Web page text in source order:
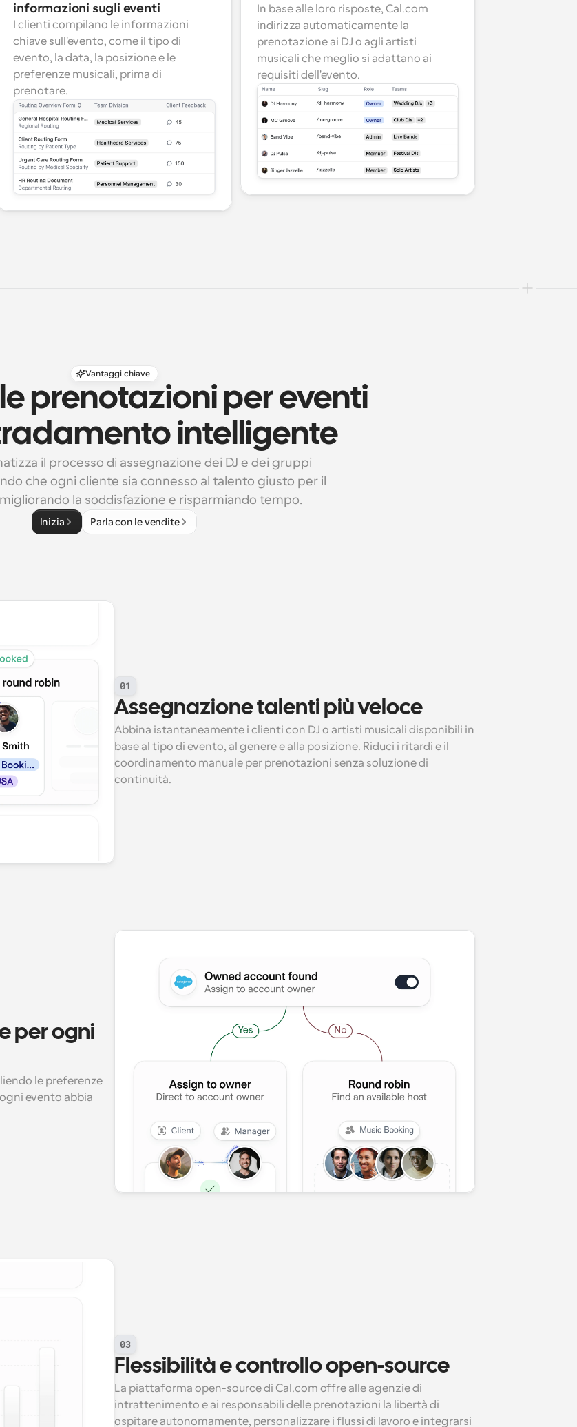
informazioni sugli eventi
I clienti compilano le informazioni
chiave sull'evento, come il tipo di
evento, la data, la posizione e le
preferenze musicali, prima di
prenotare.
In base alle loro risposte, Cal.com
indirizza automaticamente la
prenotazione ai DJ o agli artisti
musicali che meglio si adattano ai
requisiti dell'evento.
Vantaggi chiave
prenotazioni per eventi
intelligente
il processo di assegnazione dei DJ e dei gruppi
che ogni cliente sia connesso al talento giusto per il
la soddisfazione e risparmiando tempo.
Inizia Parla con le vendite
01
Assegnazione talenti più veloce
Abbina istantaneamente i clienti con DJ o artisti musicali disponibili in
base al tipo di evento, al genere e alla posizione. Riduci i ritardi e il
coordinamento manuale per prenotazioni senza soluzione di
continuità.
per ogni
le preferenze
evento abbia
03
Flessibilità e controllo open-source
La piattaforma open-source di Cal.com offre alle agenzie di
intrattenimento e ai responsabili delle prenotazioni la libertà di
ospitare autonomamente, personalizzare i flussi di lavoro e integrarsi